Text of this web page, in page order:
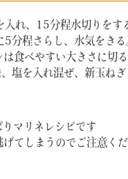
れ、15分程水切りをす
分程さらし、水気をき
食べやすい大きさに切る
塩を入れ混ぜ、新玉ね
マリネレシピです
てしまうのでご注意く